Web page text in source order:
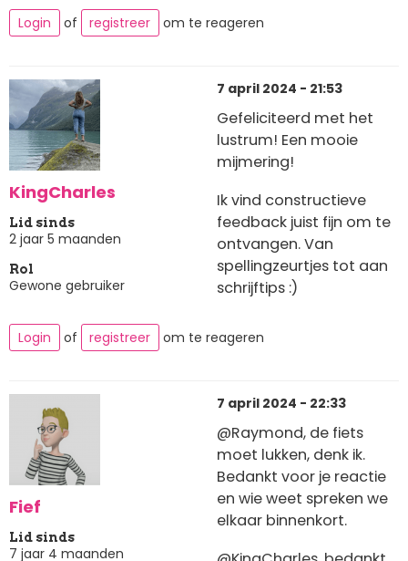
Login of registreer om te reageren
KingCharles
Lid sinds
2 jaar 5 maanden
Rol
Gewone gebruiker
7 april 2024 - 21:53
Gefeliciteerd met het
lustrum! Een mooie
mijmering!
Ik vind constructieve
feedback juist fijn om te
ontvangen. Van
spellingzeurtjes tot aan
schrijftips :)
Login of registreer om te reageren
Fief
Lid sinds
7 jaar 4 maanden
7 april 2024 - 22:33
@Raymond, de fiets
moet lukken, denk ik.
Bedankt voor je reactie
en wie weet spreken we
elkaar binnenkort.